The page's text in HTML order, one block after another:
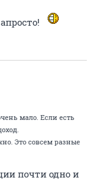
мало. Если есть
Это совсем разные
почти одно и